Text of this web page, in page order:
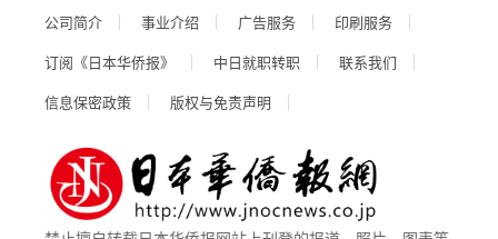
公司简介 事业介绍 广告服务
印刷服务
订阅《日本华侨报》
中日就职转职
联系我们
信息保密政策
版权与免责声明